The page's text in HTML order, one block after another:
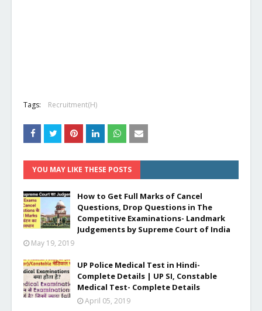
Tags: Recruitment(H)
YOU MAY LIKE THESE POSTS
How to Get Full Marks of Cancel
Questions, Drop Questions in The
Competitive Examinations- Landmark
Judgements by Supreme Court of India
May 19, 2019
UP Police Medical Test in Hindi-
Complete Details | UP SI, Constable
Medical Test- Complete Details
April 05, 2019